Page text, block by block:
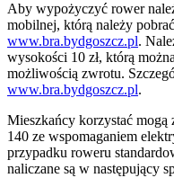
Aby wypożyczyć rower
mobilnej, którą należy
www.bra.bydgoszcz.pl.
wysokości 10 zł, którą
możliwością zwrotu.
www.bra.bydgoszcz.pl.
Mieszkańcy korzystać
140 ze wspomaganiem
przypadku roweru
naliczane są w następujący